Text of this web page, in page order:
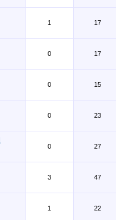
1
17
0
17
0
15
0 23
0 27
3
47
1
22